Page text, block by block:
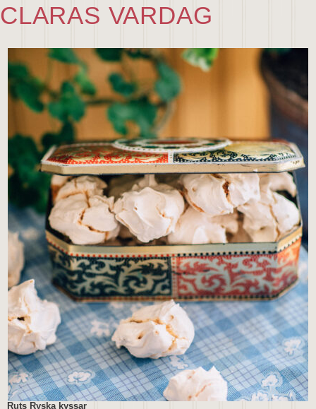
CLARAS VARDAG
Ruts Ryska kyssar